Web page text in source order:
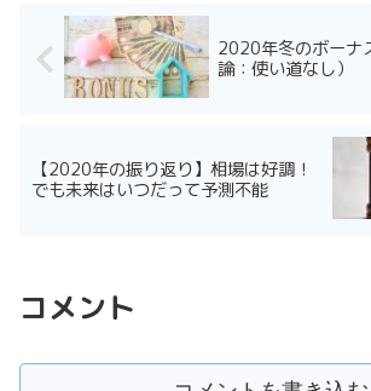
2020年冬のボーナ
論：使い道なし）
【2020年の振り返り】相場は好調！
でも未来はいつだって予測不能
コメント